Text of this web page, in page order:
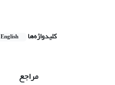
کلیدواژه‌ها English
مراجع